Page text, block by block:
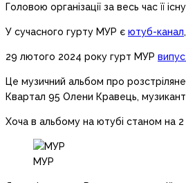
Головою організації за весь час її
У сучасного гурту МУР є ютуб-канал
29 лютого 2024 року гурт МУР
Це музичний альбом про
Квартал 95 Олени Кравець,
Хоча в альбому на ютубі станом на
МУР